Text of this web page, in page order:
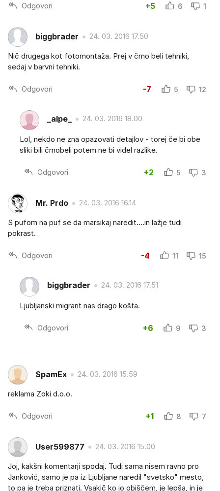
Odgovori +5 6 1
biggbrader 24. 03. 2016 17.50
Nič drugega kot fotomontaža. Prej v črno beli tehniki,
sedaj v barvni tehniki.
Odgovori -7 5 12
_alpe_ 24. 03. 2016 18.00
Lol, nekdo ne zna opazovati detajlov - torej če bi obe
sliki bili črnobeli potem ne bi videl razlike.
Odgovori +2 5 3
Mr. Prdo 24. 03. 2016 16.14
S pufom na puf se da marsikaj naredit....in lažje tudi
pokrast.
Odgovori -4 11 15
biggbrader 24. 03. 2016 17.51
Ljubljanski migrant nas drago košta.
Odgovori +6 9 3
SpamEx 24. 03. 2016 15.59
reklama Zoki d.o.o.
Odgovori +1 8 7
User599877 24. 03. 2016 15.00
Joj, kakšni komentarji spodaj. Tudi sama nisem ravno pro
Janković, samo je pa iz Ljubljane naredil "svetsko" mesto,
to pa je treba priznati. Vsakič ko jo obiščem, je lepša, in je